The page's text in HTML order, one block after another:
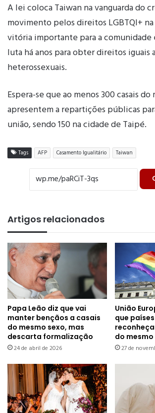
A lei coloca Taiwan na vanguarda do
movimento pelos direitos LGBTQI+
vitória importante para a comunidade
luta há anos para obter direitos iguais
heterossexuais.
Espera-se que ao menos 300 casais do
apresentem a repartições públicas
união, sendo 150 na cidade de Taipé.
Tags AFP Casamento Igualitário Taiwan
Artigos relacionados
Papa Leão diz que vai
manter bençãos a casais
do mesmo sexo, mas
descarta formalização
24 de abril de 2026
União
que
do mesmo
27 de